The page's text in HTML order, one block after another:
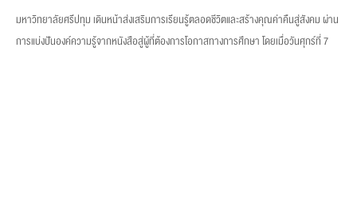
มหาวิทยาลัยศรีปทุม เดินหน้าส่งเสริมการเรียนรู้ตลอดชีวิตและสร้างคุณค่าคืนสู่สังคม ผ่าน
การแบ่งปันองค์ความรู้จากหนังสือสู่ผู้ที่ต้องการโอกาสทางการศึกษา โดยเมื่อวันศุกร์ที่ 7